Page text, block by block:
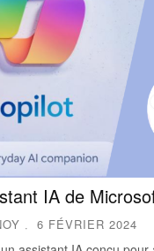
IA de
6 FÉVRIER 2024